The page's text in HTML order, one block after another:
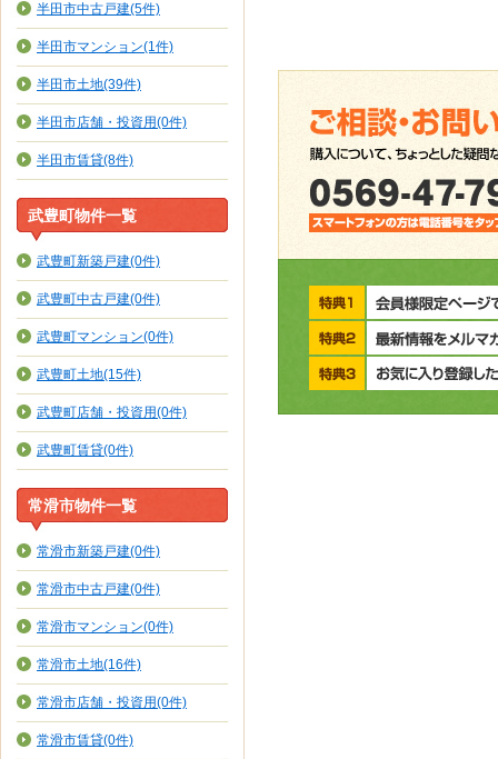
半田市中古戸建(5件)
半田市マンション(1件)
半田市土地(39件)
半田市店舗・投資用(0件)
半田市賃貸(8件)
武豊町物件一覧
武豊町新築戸建(0件)
武豊町中古戸建(0件)
武豊町マンション(0件)
武豊町土地(15件)
武豊町店舗・投資用(0件)
武豊町賃貸(0件)
常滑市物件一覧
常滑市新築戸建(0件)
常滑市中古戸建(0件)
常滑市マンション(0件)
常滑市土地(16件)
常滑市店舗・投資用(0件)
常滑市賃貸(0件)